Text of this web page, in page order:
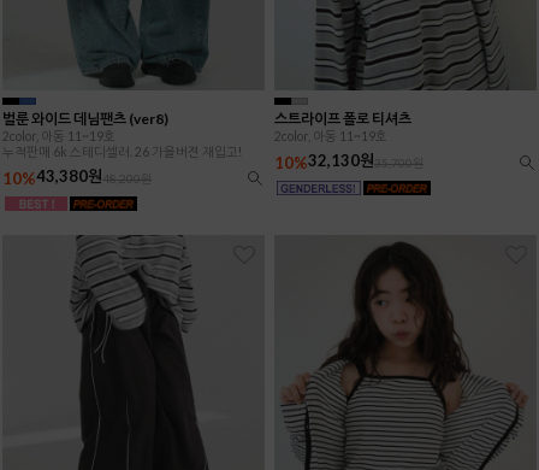
벌룬 와이드 데님팬츠 (ver8)
2color, 아동 11~19호
누적판매 6k 스테디셀러. 26 가을버젼 재입고!
10%43,380원48,200원
스트라이프 폴로 티셔츠
2color, 아동 11~19호
10%32,130원35,700원